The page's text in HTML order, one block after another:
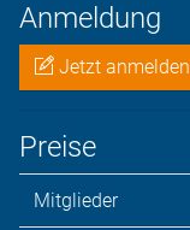
Anmeldung
Jetzt anmelden
Preise
Mitglieder